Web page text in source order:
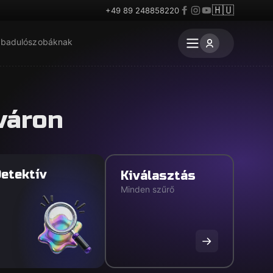
+49 89 248858220 🇭🇺
Kiválasztás
Minden szűrő